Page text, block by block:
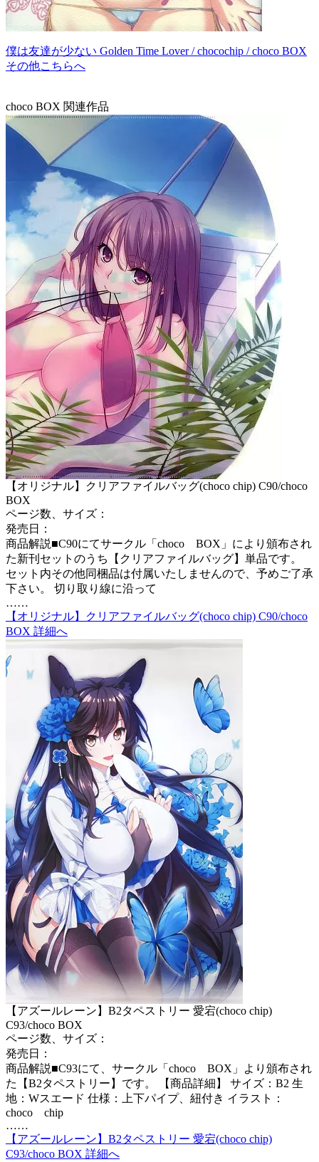
僕は友達が少ない Golden Time Lover / chocochip / choco BOX
その他こちらへ
choco BOX 関連作品
【オリジナル】クリアファイルバッグ(choco chip) C90/choco
BOX
ページ数、サイズ：
発売日：
商品解説■C90にてサークル「choco BOX」により頒布され
た新刊セットのうち【クリアファイルバッグ】単品です。
セット内その他同梱品は付属いたしませんので、予めご了承
下さい。 切り取り線に沿って
……
【オリジナル】クリアファイルバッグ(choco chip) C90/choco
BOX 詳細へ
【アズールレーン】B2タペストリー 愛宕(choco chip)
C93/choco BOX
ページ数、サイズ：
発売日：
商品解説■C93にて、サークル「choco BOX」より頒布され
た【B2タペストリー】です。 【商品詳細】 サイズ：B2 生
地：Wスエード 仕様：上下パイプ、紐付き イラスト：
choco chip
……
【アズールレーン】B2タペストリー 愛宕(choco chip)
C93/choco BOX 詳細へ